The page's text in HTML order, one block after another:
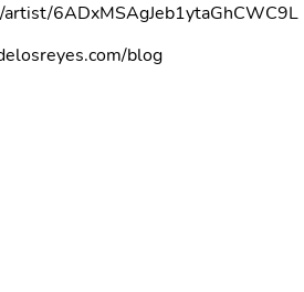
6ADxMSAgJeb1ytaGhCWC9L
blog